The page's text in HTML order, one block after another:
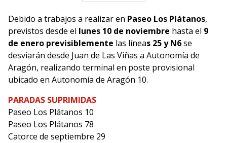
Debido a trabajos a realizar en Paseo Los Plátanos,
previstos desde el lunes 10 de noviembre hasta el 9
de enero previsiblemente las líneas 25 y N6se
desviarán desde Juan de Las Viñas a Autonomía de
Aragón, realizando terminal en poste provisional
ubicado en Autonomía de Aragón 10.
PARADAS SUPRIMIDAS
Paseo Los Plátanos 10
Paseo Los Plátanos 78
Catorce de septiembre 29